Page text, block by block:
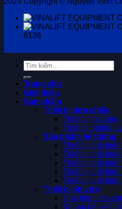
6136
Tìm
kiếm:
Trang chủ
Giới thiệu
Sản phẩm
Thiết bị đơn chiếc
Thiết bị thi công
Thiết bị nghiền
Sản phẩm hệ thống
Thiết bị chế
Thiết bị chế
Thiết bị chế
Thiết bị chế
Thiết bị chế
Thiết bị phụ trợ
Nhà thép tiền
Khung bệ, kết